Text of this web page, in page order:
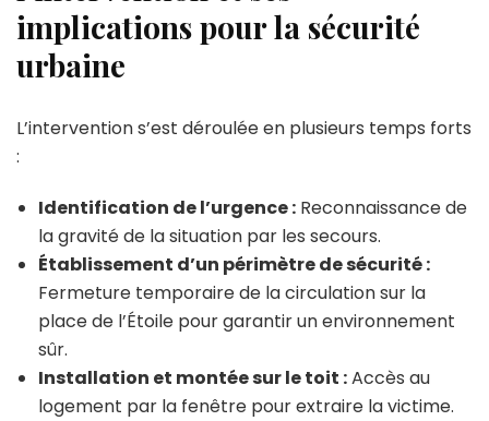
implications pour la sécurité
urbaine
L’intervention s’est déroulée en plusieurs temps forts
:
Identification de l’urgence : Reconnaissance de
la gravité de la situation par les secours.
Établissement d’un périmètre de sécurité :
Fermeture temporaire de la circulation sur la
place de l’Étoile pour garantir un environnement
sûr.
Installation et montée sur le toit :Accès au
logement par la fenêtre pour extraire la victime.